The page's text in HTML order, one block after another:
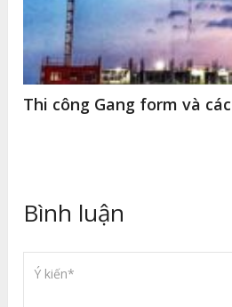
Thi công Gang form và
Bình luận